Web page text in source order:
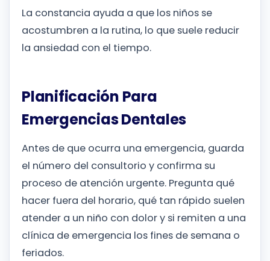
La constancia ayuda a que los niños se
acostumbren a la rutina, lo que suele reducir
la ansiedad con el tiempo.
Planificación Para
Emergencias Dentales
Antes de que ocurra una emergencia, guarda
el número del consultorio y confirma su
proceso de atención urgente. Pregunta qué
hacer fuera del horario, qué tan rápido suelen
atender a un niño con dolor y si remiten a una
clínica de emergencia los fines de semana o
feriados.